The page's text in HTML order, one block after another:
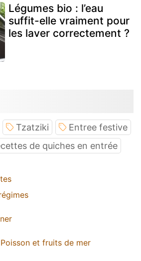
Légumes bio : l’eau
suffit-elle vraiment pour
les laver correctement ?
Tzatziki
Entree festive
de quiches en entrée
Poisson et fruits de mer